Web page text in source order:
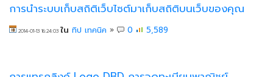
การนำระบบเก็บสถิติเว็บไซต์มาเก็บสถิติบนเว็บของคุณ
2014-01-13 16:24:03 ใน ทิป เทคนิค » 0 5,589